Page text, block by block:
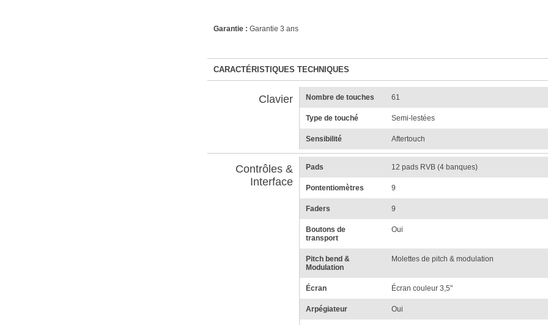
Garantie : Garantie 3 ans
CARACTÉRISTIQUES TECHNIQUES
Clavier Nombre de touches 61
Type de touché Semi-lestées
Sensibilité Aftertouch
Contrôles &
Interface
Pads 12 pads RVB (4 banques)
Pontentiomètres 9
Faders 9
Boutons de
transport
Oui
Pitch bend &
Modulation
Molettes de pitch & modulation
Écran Écran couleur 3,5"
Arpégiateur Oui